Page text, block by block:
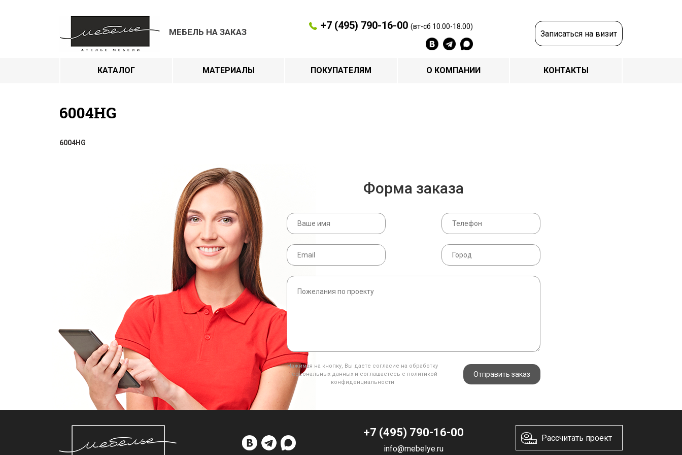
МЕБЕЛЬ НА ЗАКАЗ
+7 (495) 790-16-00 (вт-сб 10.00-18.00)
Записаться на визит
КАТАЛОГ МАТЕРИАЛЫ ПОКУПАТЕЛЯМ О КОМПАНИИ КОНТАКТЫ
6004HG
6004HG
Форма заказа
Нажимая на кнопку, Вы даете согласие на обработку
персональных данных и соглашаетесь с политикой
конфиденциальности
Отправить заказ
+7 (495) 790-16-00
info@mebelye.ru
Рассчитать проект